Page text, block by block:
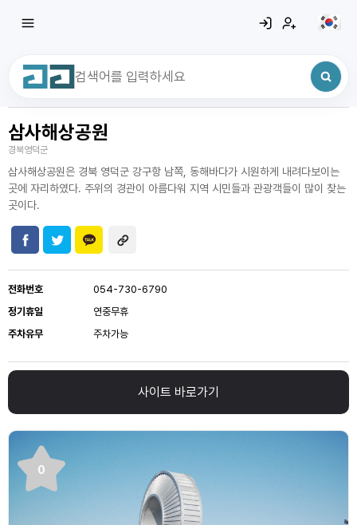
최근 검색어
삼사해상공원
경북영덕군
삼사해상공원은 경북 영덕군 강구항 남쪽, 동해바다가 시원하게 내려다보이는
곳에 자리하였다. 주위의 경관이 아름다워 지역 시민들과 관광객들이 많이 찾는
곳이다.
전화번호
054-730-6790
정기휴일
연중무휴
주차유무
주차가능
사이트 바로가기
0